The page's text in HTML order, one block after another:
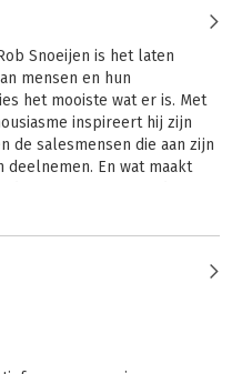
Snoeijen is het laten
mensen en hun
het mooiste wat er is. Met
inspireert hij zijn
de salesmensen die aan zijn
deelnemen. En wat maakt
steken en het geleerde
pur sang. Hij is